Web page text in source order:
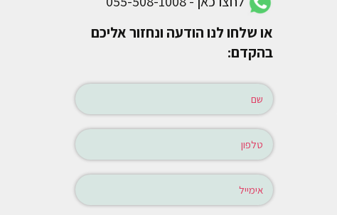
או שלחו לנו הודעה ונחזור אליכם
בהקדם: